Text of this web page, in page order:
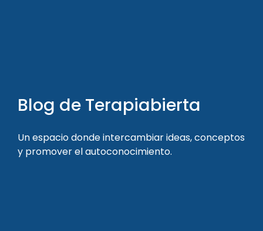
Blog de Terapiabierta
Un espacio donde intercambiar ideas, conceptos
y promover el autoconocimiento.